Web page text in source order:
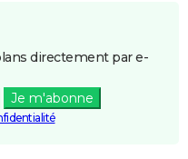
1987 4 j
directement par e-
Je m'abonne